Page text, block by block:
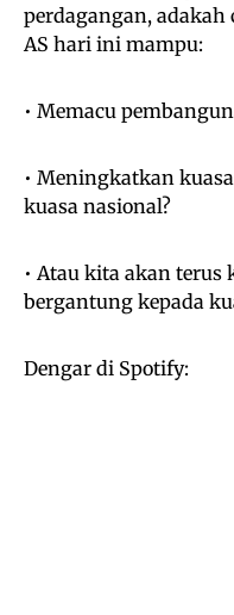
perdagangan, adakah
AS hari ini mampu:
• Memacu
• Meningkatkan
kuasa nasional?
• Atau kita akan terus
bergantung kepada
Dengar di Spotify: